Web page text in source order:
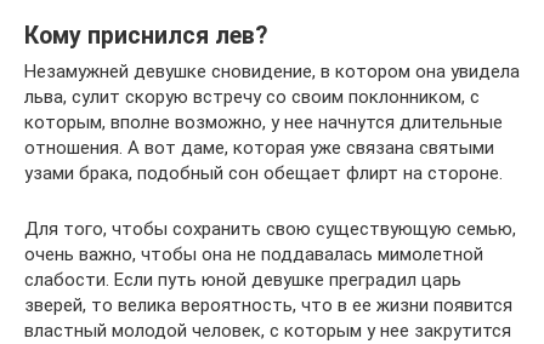
Кому приснился лев?
Незамужней девушке сновидение, в котором она увидела
льва, сулит скорую встречу со своим поклонником, с
которым, вполне возможно, у нее начнутся длительные
отношения. А вот даме, которая уже связана святыми
узами брака, подобный сон обещает флирт на стороне.
Для того, чтобы сохранить свою существующую семью,
очень важно, чтобы она не поддавалась мимолетной
слабости. Если путь юной девушке преградил царь
зверей, то велика вероятность, что в ее жизни появится
властный молодой человек, с которым у нее закрутится